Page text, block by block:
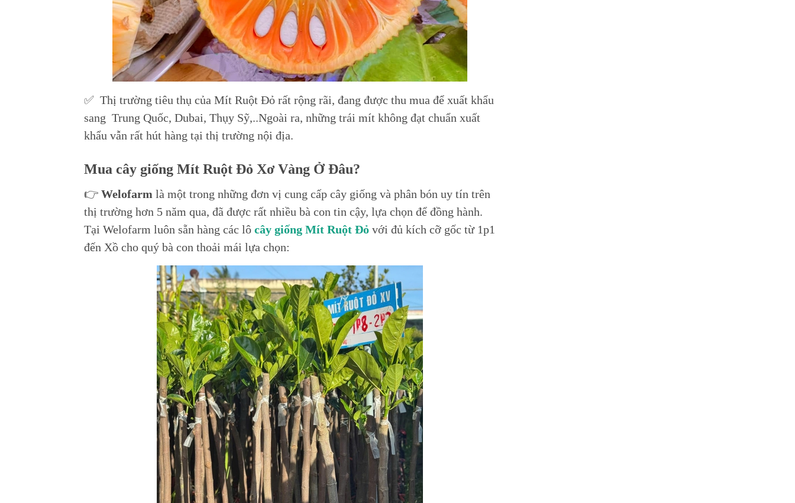
✅ Thị trường tiêu thụ của Mít Ruột Đỏ rất rộng rãi, đang được thu mua để xuất khẩu
sang Trung Quốc, Dubai, Thụy Sỹ,..Ngoài ra, những trái mít không đạt chuẩn xuất
khẩu vẫn rất hút hàng tại thị trường nội địa.
Mua cây giống Mít Ruột Đỏ Xơ Vàng Ở Đâu?
👉 Welofarm là một trong những đơn vị cung cấp cây giống và phân bón uy tín trên
thị trường hơn 5 năm qua, đã được rất nhiều bà con tin cậy, lựa chọn để đồng hành.
Tại Welofarm luôn sẵn hàng các lô cây giống Mít Ruột Đỏ với đủ kích cỡ gốc từ 1p1
đến Xồ cho quý bà con thoải mái lựa chọn: